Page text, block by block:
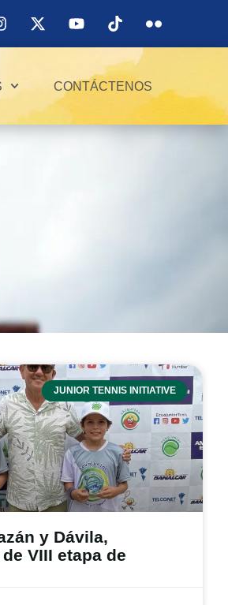
CONTÁCTENOS
JUNIOR TENNIS INITIATIVE
y Dávila,
VIII etapa de